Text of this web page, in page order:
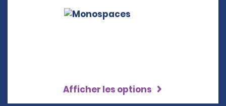
Afficher les options